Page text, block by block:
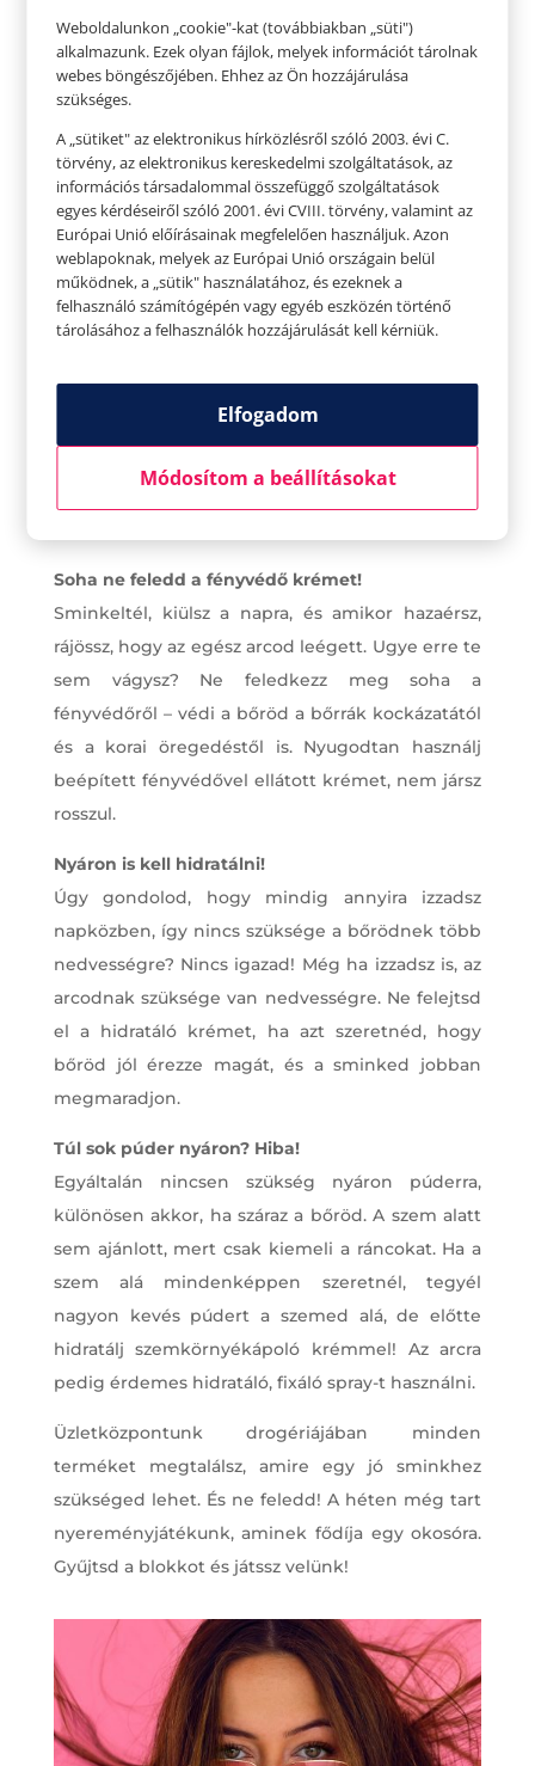
Nem megfelelő árnyalat használata
Nyáron mindannyian barnulunk egy kicsit, így a
Ha te is barnultál, legjobb ha sötétebb
Soha ne feledd a fényvédő krémet!
Sminkeltél, kiülsz a napra, és amikor hazaérsz,
rájössz, hogy az egész arcod leégett. Ugye erre te
sem vágysz? Ne feledkezz meg soha a
fényvédőről – védi a bőröd a bőrrák kockázatától
és a korai öregedéstől is. Nyugodtan használj
beépített fényvédővel ellátott krémet, nem jársz
rosszul.
Nyáron is kell hidratálni!
Úgy gondolod, hogy mindig annyira izzadsz
napközben, így nincs szüksége a bőrödnek több
nedvességre? Nincs igazad! Még ha izzadsz is, az
arcodnak szüksége van nedvességre. Ne felejtsd
el a hidratáló krémet, ha azt szeretnéd, hogy
bőröd jól érezze magát, és a sminked jobban
megmaradjon.
Túl sok púder nyáron? Hiba!
Egyáltalán nincsen szükség nyáron púderra,
különösen akkor, ha száraz a bőröd. A szem alatt
sem ajánlott, mert csak kiemeli a ráncokat. Ha a
szem alá mindenképpen szeretnél, tegyél
nagyon kevés púdert a szemed alá, de előtte
hidratálj szemkörnyékápoló krémmel! Az arcra
pedig érdemes hidratáló, fixáló spray-t használni.
Üzletközpontunk drogériájában minden
terméket megtalálsz, amire egy jó sminkhez
szükséged lehet. És ne feledd! A héten még tart
nyereményjátékunk, aminek fődíja egy okosóra.
Gyűjtsd a blokkot és játssz velünk!
Weboldalunkon „cookie"-kat (továbbiakban „süti")
alkalmazunk. Ezek olyan fájlok, melyek információt tárolnak
webes böngészőjében. Ehhez az Ön hozzájárulása
szükséges.
A „sütiket" az elektronikus hírközlésről szóló 2003. évi C.
törvény, az elektronikus kereskedelmi szolgáltatások, az
információs társadalommal összefüggő szolgáltatások
egyes kérdéseiről szóló 2001. évi CVIII. törvény, valamint az
Európai Unió előírásainak megfelelően használjuk. Azon
weblapoknak, melyek az Európai Unió országain belül
működnek, a „sütik" használatához, és ezeknek a
felhasználó számítógépén vagy egyéb eszközén történő
tárolásához a felhasználók hozzájárulását kell kérniük.
Elfogadom
Módosítom a beállításokat